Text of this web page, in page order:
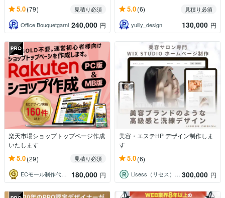
5.0(79)
見積り必須
Office Bouquetgarni 240,000 円
5.0(6)
見積り必須
yulily_design
130,000 円
楽天市場ショップトップページ作成
いたします
5.0(29)
見積り必須
ECモール制作代行 ウェザインラボ
180,000 円
美容・エステHP デザイン制作しま
す
5.0(6)
Lisess（リセス）デザイン 300,000 円